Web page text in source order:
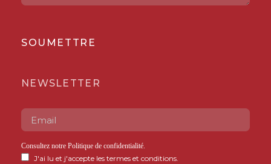
SOUMETTRE
NEWSLETTER
Consultez notre Politique de confidentialité.
J'ai lu et j'accepte les termes et conditions.